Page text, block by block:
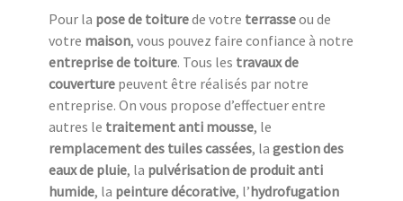
Pour la pose de toiturede votre terrasseou de
votre maison, vous pouvez faire confiance à notre
entreprise de toiture. Tous les travaux de
couverture peuvent être réalisés par notre
entreprise. On vous propose d’effectuer entre
autres le traitement anti mousse, le
remplacement des tuiles cassées, la gestion des
eaux de pluie, la pulvérisation de produit anti
humide, la peinture décorative, l’hydrofugation